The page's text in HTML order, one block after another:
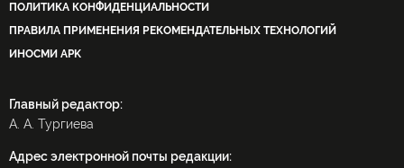
ПОЛИТИКА КОНФИДЕНЦИАЛЬНОСТИ
ПРАВИЛА ПРИМЕНЕНИЯ РЕКОМЕНДАТЕЛЬНЫХ ТЕХНОЛОГИЙ
ИНОСМИ APK
Главный редактор:
А. А. Тургиева
Адрес электронной почты редакции: